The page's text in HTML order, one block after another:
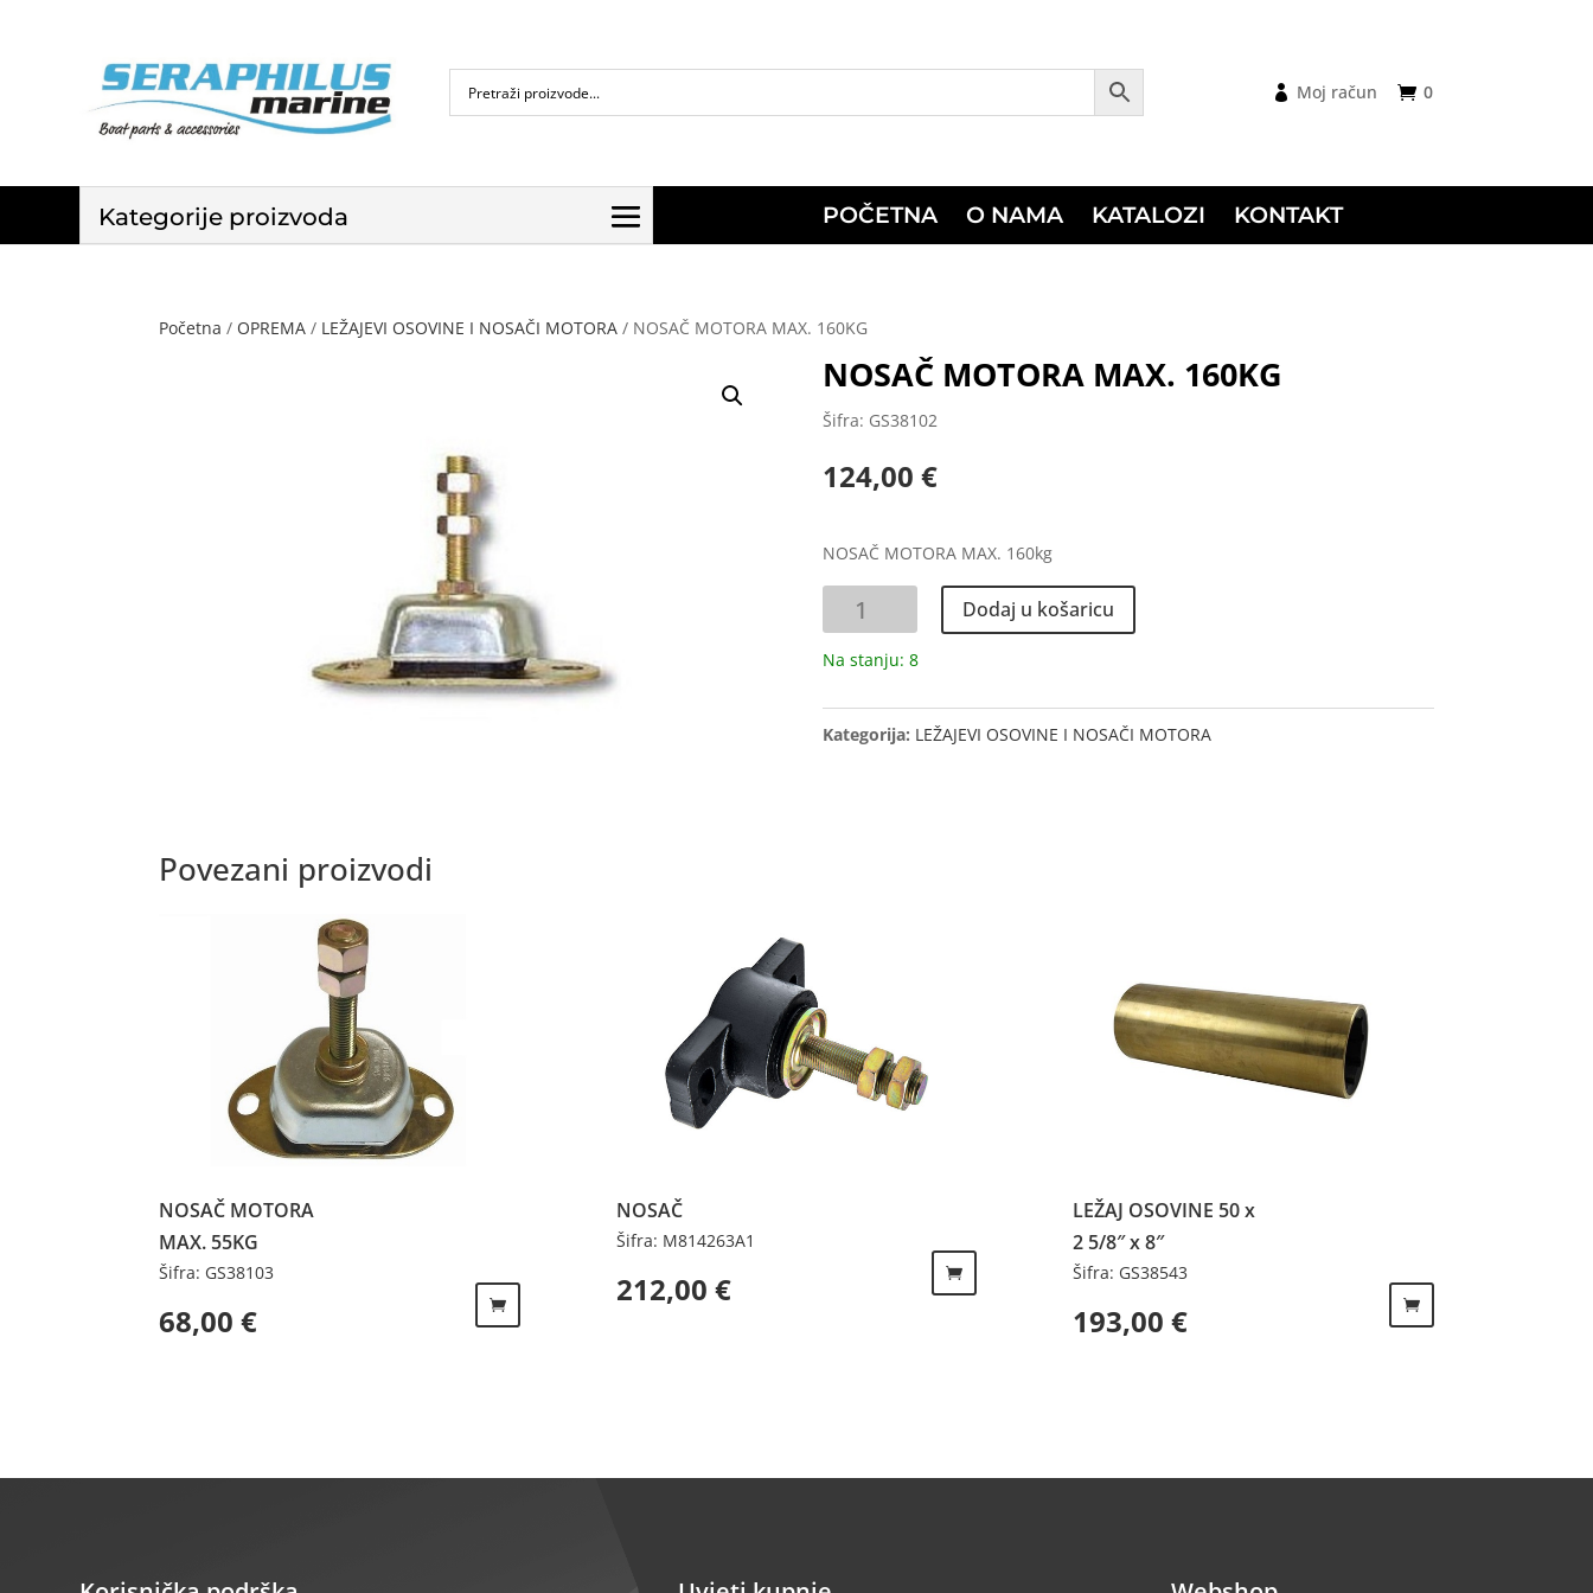
0
Moj račun
Kategorije proizvoda POČETNA O NAMA KATALOZI KONTAKT
Početna / OPREMA / LEŽAJEVI OSOVINE I NOSAČI MOTORA / NOSAČ MOTORA MAX. 160KG
NOSAČ MOTORA MAX. 160KG
Šifra: GS38102
124,00 €
NOSAČ MOTORA MAX. 160kg
NOSAČ
MOTORA
MAX.
količina
Dodaj u košaricu
Na stanju: 8
Kategorija: LEŽAJEVI OSOVINE I NOSAČI MOTORA
Povezani proizvodi
NOSAČ MOTORA
MAX. 55KG
Šifra: GS38103
68,00€
NOSAČ
Šifra: M814263A1
212,00 €
LEŽAJ OSOVINE 50 x
2 5/8″ x 8″
Šifra: GS38543
193,00 €